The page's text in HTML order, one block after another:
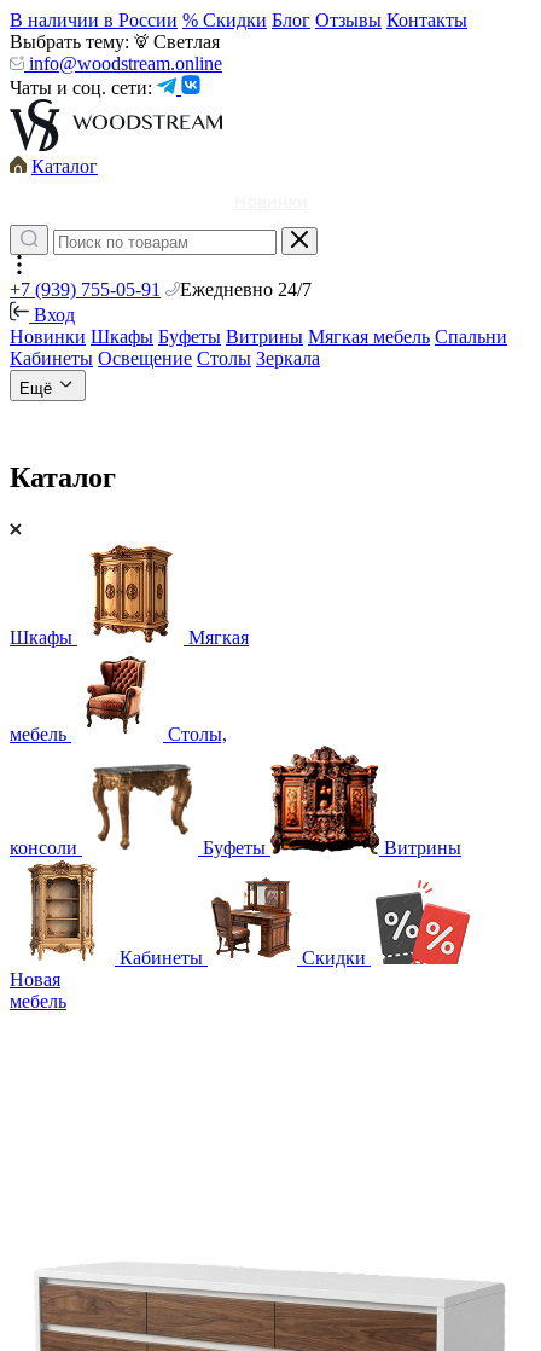
В наличии в России % Скидки Блог Отзывы Контакты
Выбрать тему:
Светлая
info@woodstream.online
Чаты и соц. сети:
Каталог
+7 (939) 755-05-91
Ежедневно 24/7
Вход
Новинки Шкафы Буфеты Витрины Мягкая мебель Спальни
Кабинеты Освещение Столы Зеркала
Ещё
Каталог
Шкафы Мягкая
мебель Столы,
консоли Буфеты Витрины
Кабинеты
Скидки
Новая
мебель